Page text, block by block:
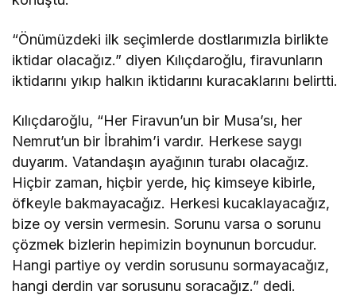
“Önümüzdeki ilk seçimlerde dostlarımızla birlikte
iktidar olacağız.” diyen Kılıçdaroğlu, firavunların
iktidarını yıkıp halkın iktidarını kuracaklarını belirtti.
Kılıçdaroğlu, “Her Firavun’un bir Musa’sı, her
Nemrut’un bir İbrahim’i vardır. Herkese saygı
duyarım. Vatandaşın ayağının turabı olacağız.
Hiçbir zaman, hiçbir yerde, hiç kimseye kibirle,
öfkeyle bakmayacağız. Herkesi kucaklayacağız,
bize oy versin vermesin. Sorunu varsa o sorunu
çözmek bizlerin hepimizin boynunun borcudur.
Hangi partiye oy verdin sorusunu sormayacağız,
hangi derdin var sorusunu soracağız.” dedi.